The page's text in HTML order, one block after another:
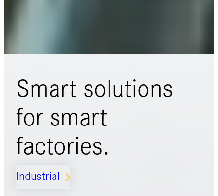
Smart solutions
for smart
factories.
Industrial ARROW_FORWARD_IOS